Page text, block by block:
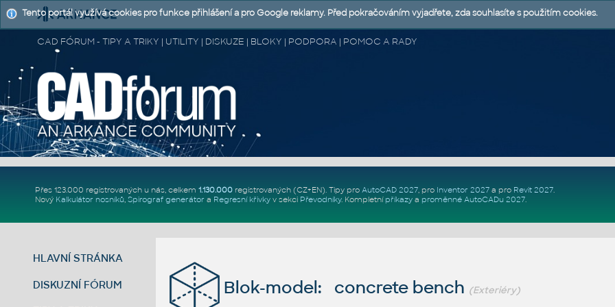
CAD FÓRUM - TIPY A TRIKY | UTILITY | DISKUZE | BLOKY | PODPORA | POMOC A RADY
Přes 123.000 registrovaných u nás, celkem 1.130.000registrovaných (CZ+EN). Tipy pro AutoCAD 2027, pro Inventor 2027a pro Revit 2027.
Nový Kalkulátor nosníků, Spirograf generátor a Regresní křivkyv sekci Převodníky. Kompletní příkazya proměnné AutoCADu 2027.
HLAVNÍ STRÁNKA
DISKUZNÍ FÓRUM Blok-model: concrete bench (Exteriéry)
Tento portál využívá cookies pro funkce přihlášení a pro Google reklamy. Před pokračováním vyjadřete, zda souhlasíte s použitím cookies.